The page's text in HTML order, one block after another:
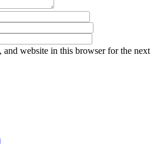
and website in this browser for the next